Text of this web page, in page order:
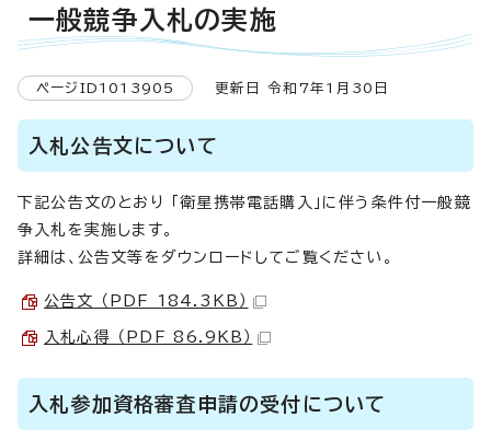
一般競争入札の実施
ページID1013905 更新日 令和7年1月30日
入札公告文について
下記公告文のとおり 「衛星携帯電話購入」に伴う条件付一般競
争入札を実施します。
詳細は、公告文等をダウンロードしてご覧ください。
公告文 （PDF 184.3KB）
入札心得 （PDF 86.9KB）
入札参加資格審査申請の受付について